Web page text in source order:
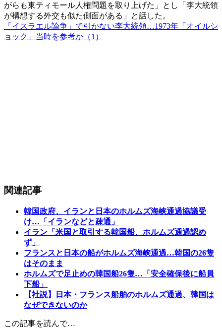
がらも東ティモール人権問題を取り上げた」とし「李大統領
が構想する外交も似た側面がある」と話した。
「イスラエル論争」で引かない李大統領…1973年「オイルシ
ョック」当時を参考か（1）
関連記事
韓国政府、イランと日本のホルムズ海峡通過協議受
け…「イランなどと疎通」
イラン「米国と取引する韓国船、ホルムズ通過認め
ず」
フランスと日本の船がホルムズ海峡通過…韓国の26隻
はそのまま
ホルムズで足止めの韓国船26隻…「安全確保後に船員
下船」
【社説】日本・フランス船舶のホルムズ通過、韓国は
なぜできないのか
この記事を読んで…